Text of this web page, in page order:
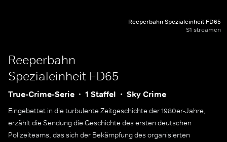
Reeperbahn Spezialeinheit FD65
S1 streamen
Reeperbahn
Spezialeinheit FD65
True-Crime-Serie 1 Staffel Sky Crime
Eingebettet in die turbulente Zeitgeschichte der 1980er-Jahre,
erzählt die Sendung die Geschichte des ersten deutschen
Polizeiteams, das sich der Bekämpfung des organisierten